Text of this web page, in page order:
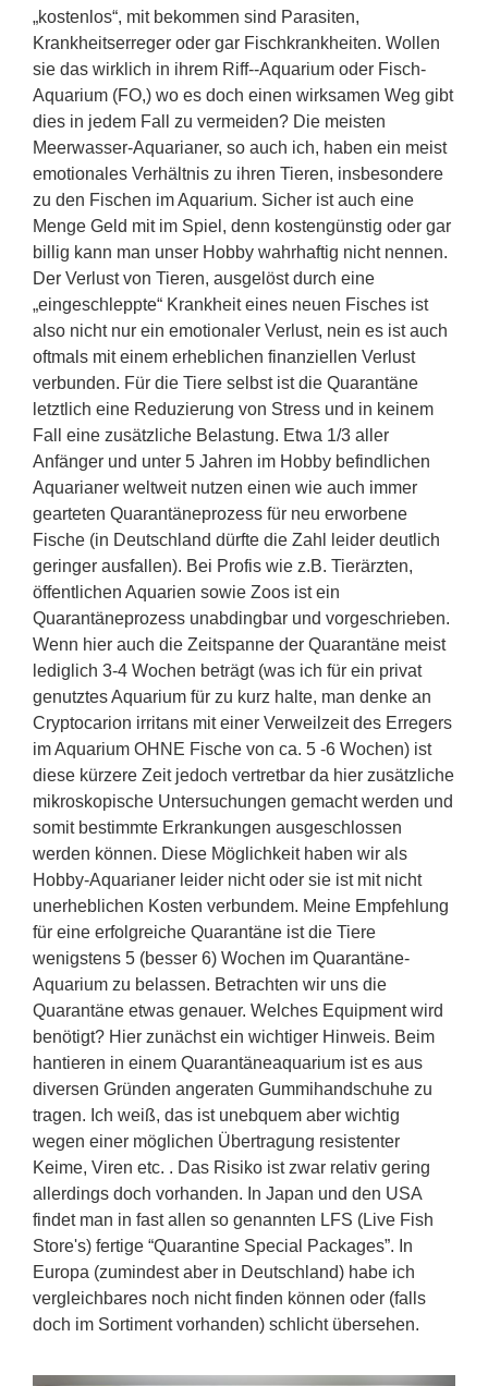
„kostenlos“, mit bekommen sind Parasiten,
Krankheitserreger oder gar Fischkrankheiten. Wollen
sie das wirklich in ihrem Riff--Aquarium oder Fisch-
Aquarium (FO,) wo es doch einen wirksamen Weg gibt
dies in jedem Fall zu vermeiden? Die meisten
Meerwasser-Aquarianer, so auch ich, haben ein meist
emotionales Verhältnis zu ihren Tieren, insbesondere
zu den Fischen im Aquarium. Sicher ist auch eine
Menge Geld mit im Spiel, denn kostengünstig oder gar
billig kann man unser Hobby wahrhaftig nicht nennen.
Der Verlust von Tieren, ausgelöst durch eine
„eingeschleppte“ Krankheit eines neuen Fisches ist
also nicht nur ein emotionaler Verlust, nein es ist auch
oftmals mit einem erheblichen finanziellen Verlust
verbunden. Für die Tiere selbst ist die Quarantäne
letztlich eine Reduzierung von Stress und in keinem
Fall eine zusätzliche Belastung. Etwa 1/3 aller
Anfänger und unter 5 Jahren im Hobby befindlichen
Aquarianer weltweit nutzen einen wie auch immer
gearteten Quarantäneprozess für neu erworbene
Fische (in Deutschland dürfte die Zahl leider deutlich
geringer ausfallen). Bei Profis wie z.B. Tierärzten,
öffentlichen Aquarien sowie Zoos ist ein
Quarantäneprozess unabdingbar und vorgeschrieben.
Wenn hier auch die Zeitspanne der Quarantäne meist
lediglich 3-4 Wochen beträgt (was ich für ein privat
genutztes Aquarium für zu kurz halte, man denke an
Cryptocarion irritans mit einer Verweilzeit des Erregers
im Aquarium OHNE Fische von ca. 5 -6 Wochen) ist
diese kürzere Zeit jedoch vertretbar da hier zusätzliche
mikroskopische Untersuchungen gemacht werden und
somit bestimmte Erkrankungen ausgeschlossen
werden können. Diese Möglichkeit haben wir als
Hobby-Aquarianer leider nicht oder sie ist mit nicht
unerheblichen Kosten verbundem. Meine Empfehlung
für eine erfolgreiche Quarantäne ist die Tiere
wenigstens 5 (besser 6) Wochen im Quarantäne-
Aquarium zu belassen. Betrachten wir uns die
Quarantäne etwas genauer. Welches Equipment wird
benötigt? Hier zunächst ein wichtiger Hinweis. Beim
hantieren in einem Quarantäneaquarium ist es aus
diversen Gründen angeraten Gummihandschuhe zu
tragen. Ich weiß, das ist unebquem aber wichtig
wegen einer möglichen Übertragung resistenter
Keime, Viren etc. . Das Risiko ist zwar relativ gering
allerdings doch vorhanden. In Japan und den USA
findet man in fast allen so genannten LFS (Live Fish
Store's) fertige “Quarantine Special Packages”. In
Europa (zumindest aber in Deutschland) habe ich
vergleichbares noch nicht finden können oder (falls
doch im Sortiment vorhanden) schlicht übersehen.